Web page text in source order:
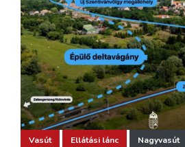
Vasút Ellátási lánc Nagyvasút